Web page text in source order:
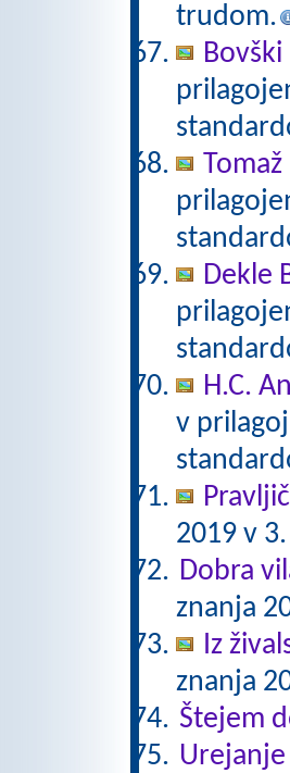
trudom.
Dekle
H.C.
v
2019 v
Dobra
znanja
Iz
znanja
Štejem